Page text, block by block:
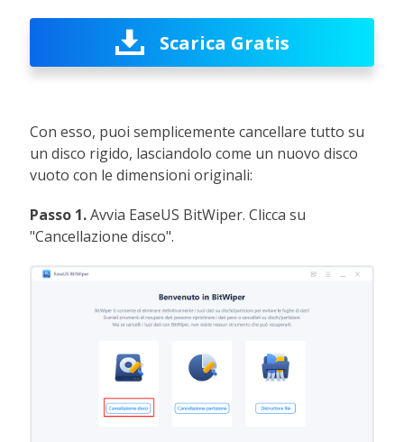
Scarica Gratis
Con esso, puoi semplicemente cancellare tutto su
un disco rigido, lasciandolo come un nuovo disco
vuoto con le dimensioni originali:
Passo 1.Avvia EaseUS BitWiper. Clicca su
"Cancellazione disco".